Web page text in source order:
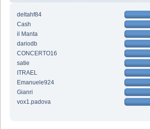
deltahf84
Cash
il Manta
dariodb
CONCERTO16
satie
ITRAEL
Emanuele924
Gianri
vox1.padova